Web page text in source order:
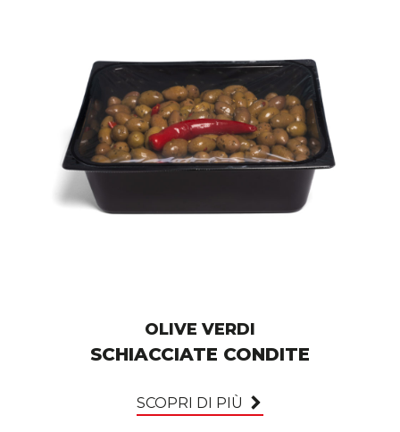
OLIVE VERDI
SCHIACCIATE CONDITE
SCOPRI DI PIÙ